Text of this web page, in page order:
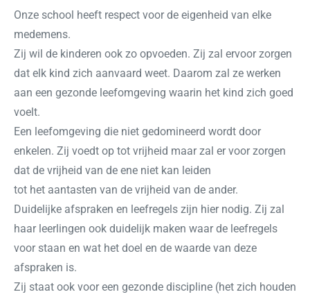
Onze school heeft respect voor de eigenheid van elke
medemens.
Zij wil de kinderen ook zo opvoeden. Zij zal ervoor zorgen
dat elk kind zich aanvaard weet. Daarom zal ze werken
aan een gezonde leefomgeving waarin het kind zich goed
voelt.
Een leefomgeving die niet gedomineerd wordt door
enkelen. Zij voedt op tot vrijheid maar zal er voor zorgen
dat de vrijheid van de ene niet kan leiden
tot het aantasten van de vrijheid van de ander.
Duidelijke afspraken en leefregels zijn hier nodig. Zij zal
haar leerlingen ook duidelijk maken waar de leefregels
voor staan en wat het doel en de waarde van deze
afspraken is.
Zij staat ook voor een gezonde discipline (het zich houden